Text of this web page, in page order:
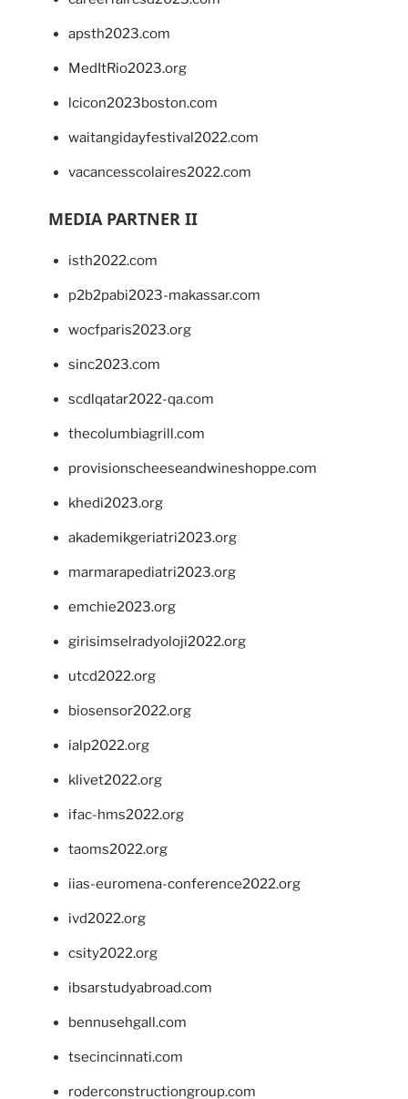
apsth2023.com
MedItRio2023.org
lcicon2023boston.com
waitangidayfestival2022.com
vacancesscolaires2022.com
MEDIA PARTNER II
isth2022.com
p2b2pabi2023-makassar.com
wocfparis2023.org
sinc2023.com
scdlqatar2022-qa.com
thecolumbiagrill.com
provisionscheeseandwineshoppe.com
khedi2023.org
akademikgeriatri2023.org
marmarapediatri2023.org
emchie2023.org
girisimselradyoloji2022.org
utcd2022.org
biosensor2022.org
ialp2022.org
klivet2022.org
ifac-hms2022.org
taoms2022.org
iias-euromena-conference2022.org
ivd2022.org
csity2022.org
ibsarstudyabroad.com
bennusehgall.com
tsecincinnati.com
roderconstructiongroup.com